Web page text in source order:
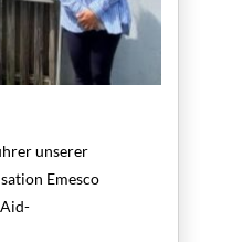
unserer
Emesco